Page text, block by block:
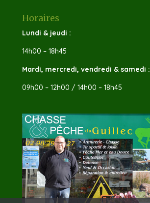
Horaires
Lundi & jeudi :
14h00 – 18h45
Mardi, mercredi, vendredi & samedi :
09h00 – 12h00 / 14h00 – 18h45